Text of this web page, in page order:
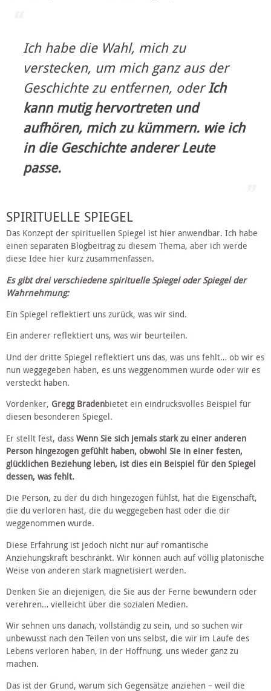
Ich habe die Wahl, mich zu
verstecken, um mich ganz aus der
Geschichte zu entfernen, oder Ich
kann mutig hervortreten und
aufhören, mich zu kümmern. wie ich
in die Geschichte anderer Leute
passe.
SPIRITUELLE SPIEGEL
Das Konzept der spirituellen Spiegel ist hier anwendbar. Ich habe
einen separaten Blogbeitrag zu diesem Thema, aber ich werde
diese Idee hier kurz zusammenfassen.
Es gibt drei verschiedene spirituelle Spiegel oder Spiegel der
Wahrnehmung:
Ein Spiegel reflektiert uns zurück, was wir sind.
Ein anderer reflektiert uns, was wir beurteilen.
Und der dritte Spiegel reflektiert uns das, was uns fehlt… ob wir es
nun weggegeben haben, es uns weggenommen wurde oder wir es
versteckt haben.
Vordenker, Gregg Bradenbietet ein eindrucksvolles Beispiel für
diesen besonderen Spiegel.
Er stellt fest, dass Wenn Sie sich jemals stark zu einer anderen
Person hingezogen gefühlt haben, obwohl Sie in einer festen,
glücklichen Beziehung leben, ist dies ein Beispiel für den Spiegel
dessen, was fehlt.
Die Person, zu der du dich hingezogen fühlst, hat die Eigenschaft,
die du verloren hast, die du weggegeben hast oder die dir
weggenommen wurde.
Diese Erfahrung ist jedoch nicht nur auf romantische
Anziehungskraft beschränkt. Wir können auch auf völlig platonische
Weise von anderen stark magnetisiert werden.
Denken Sie an diejenigen, die Sie aus der Ferne bewundern oder
verehren… vielleicht über die sozialen Medien.
Wir sehnen uns danach, vollständig zu sein, und so suchen wir
unbewusst nach den Teilen von uns selbst, die wir im Laufe des
Lebens verloren haben, in der Hoffnung, uns wieder ganz zu
machen.
Das ist der Grund, warum sich Gegensätze anziehen – weil die